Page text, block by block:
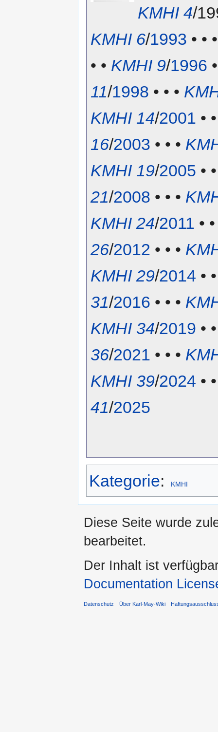
KMHI 4/
KMHI 6/1993 • •
• • KMHI 9/1996
11/1998 • • •
KMHI 14/2001 •
16/2003 • • •
KMHI 19/2005 •
21/2008 • • •
KMHI 24/2011 •
26/2012 • • •
KMHI 29/2014 •
31/2016 • • •
KMHI 34/2019 •
36/2021 • • •
KMHI 39/2024 •
41/2025
Kategorie: KMHI
Diese Seite wurde
bearbeitet.
Der Inhalt ist
Documentation
Datenschutz Über Karl-May-Wiki